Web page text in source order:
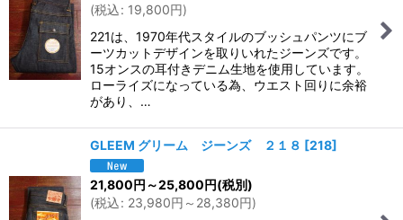
絞り込む
(税込: 19,800円)
221は、1970年代スタイルのブッシュパンツにブ
ーツカットデザインを取りいれたジーンズです。
15オンスの耳付きデニム生地を使用しています。
ローライズになっている為、ウエスト回りに余裕
があり、…
GLEEM グリーム ジーンズ ２１８ [218]
21,800円 ～25,800円(税別)
(税込: 23,980円 ～28,380円)